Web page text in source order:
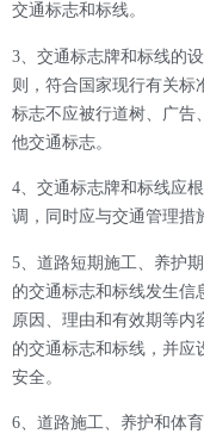
交通标志和标线。
3
交通标志牌和标线的
则，符合国家现行有关标
标志不应被行道树、广告
他交通标志。
4、 交通标志牌和标线应
调，同时应与交通管理措
5
道路短期施工、养护
的交通标志和标线发生信
原因、理由和有效期等
的交通标志和标线，并应
安全。
6
道路施工、养护和体